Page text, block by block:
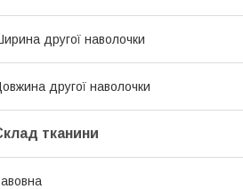
другої наволочки
другої наволочки
тканини